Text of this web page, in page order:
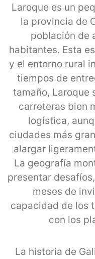
Laroque es un
la provincia de
población de
habitantes. Esta
y el entorno rural
tiempos de
tamaño, Laroque
carreteras bien
logística,
ciudades más
alargar
La geografía
presentar
meses de
capacidad de los
con los
La historia de